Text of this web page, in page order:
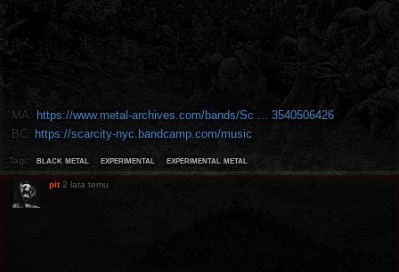
MA: https://www.metal-archives.com/bands/Sc ... 3540506426
BC: https://scarcity-nyc.bandcamp.com/music
Tagi: black metal experimental experimental metal
pit 2 lata temu